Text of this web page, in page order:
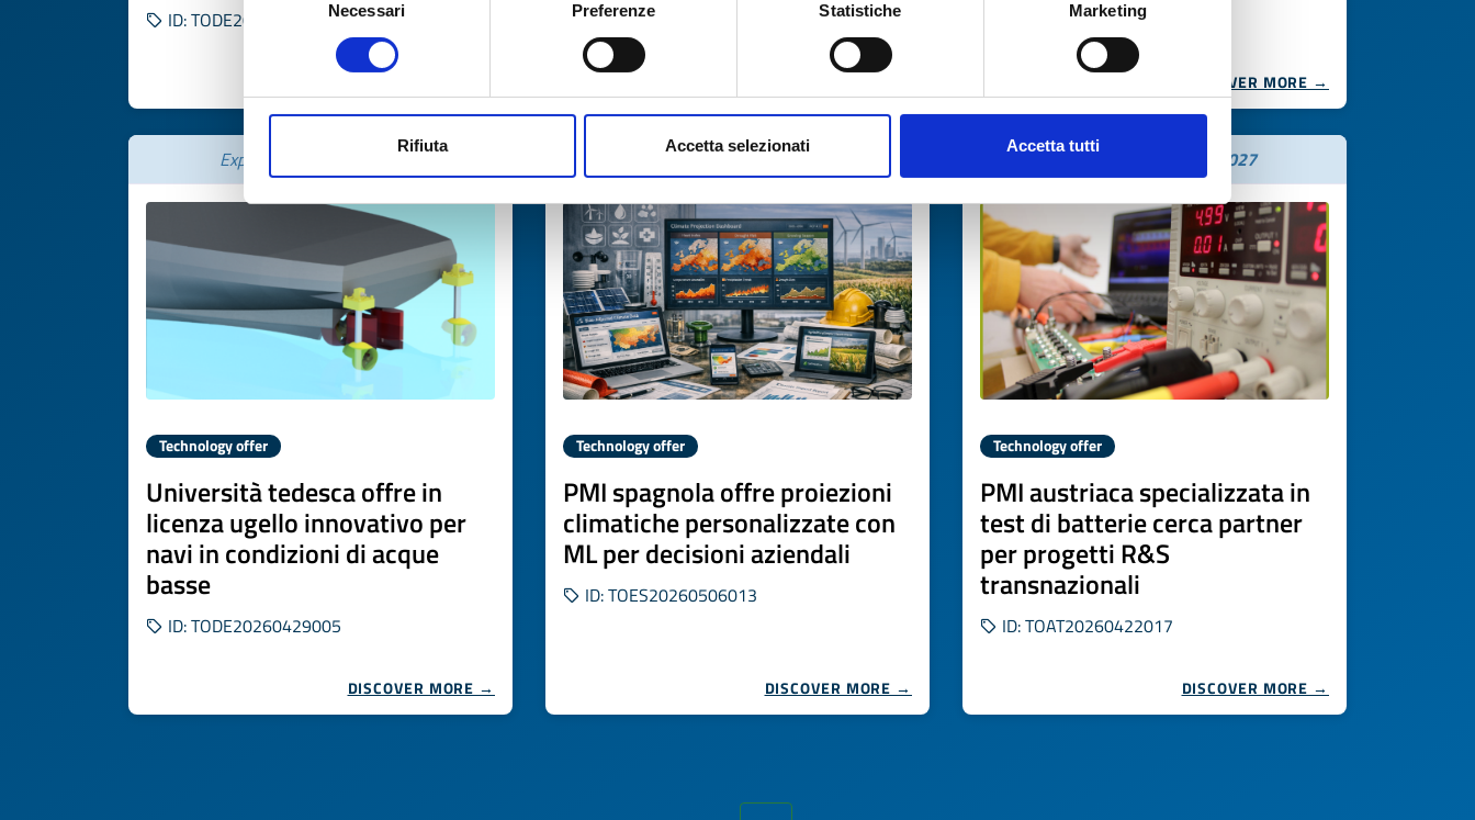
Necessari Preferenze Statistiche Marketing
Rifiuta Accetta selezionati Accetta tutti
ID: TODE20260417001 ID: TOES20260427010 ID: TOCY20260416005
DISCOVER MORE →
Expires on 16 giugno 2027
Technology offer
Università tedesca offre in
licenza ugello innovativo per
navi in condizioni di acque
basse
ID: TODE20260429005
DISCOVER MORE →
Expires on16 giugno 2027
Technology offer
PMI spagnola offre proiezioni
climatiche personalizzate con
ML per decisioni aziendali
ID: TOES20260506013
DISCOVER MORE →
Expires on 03 giugno 2027
Technology offer
PMI austriaca specializzata in
test di batterie cerca partner
per progetti R&S
transnazionali
ID: TOAT20260422017
DISCOVER MORE →